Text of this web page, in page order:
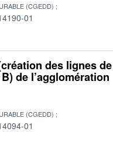
(CGEDD)
01
des lignes de
de l’agglomération
(CGEDD)
01